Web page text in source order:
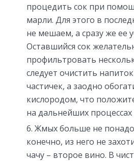
процедить сок при
марли. Для этого в
не мешаем, а сразу же ее
Оставшийся сок
профильтровать
следует очистить
частичек, а заодно
кислородом, что
на дальнейших
Жмых больше не
конечно, из него не
чачу – второе вино. В